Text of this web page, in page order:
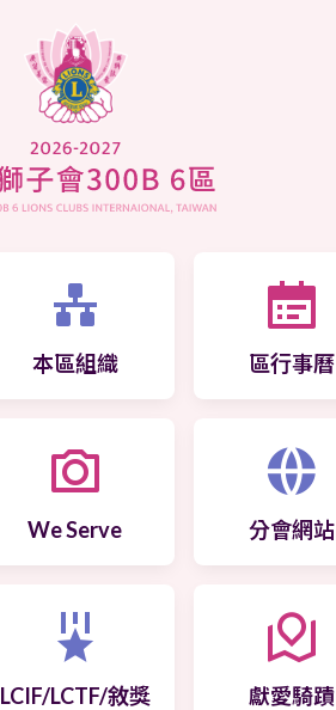
本區組織 區行事曆
We Serve 分會網站
LCIF/LCTF/敘獎 獻愛騎蹟